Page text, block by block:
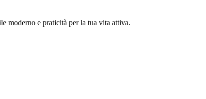
moderno e praticità per la tua vita attiva.